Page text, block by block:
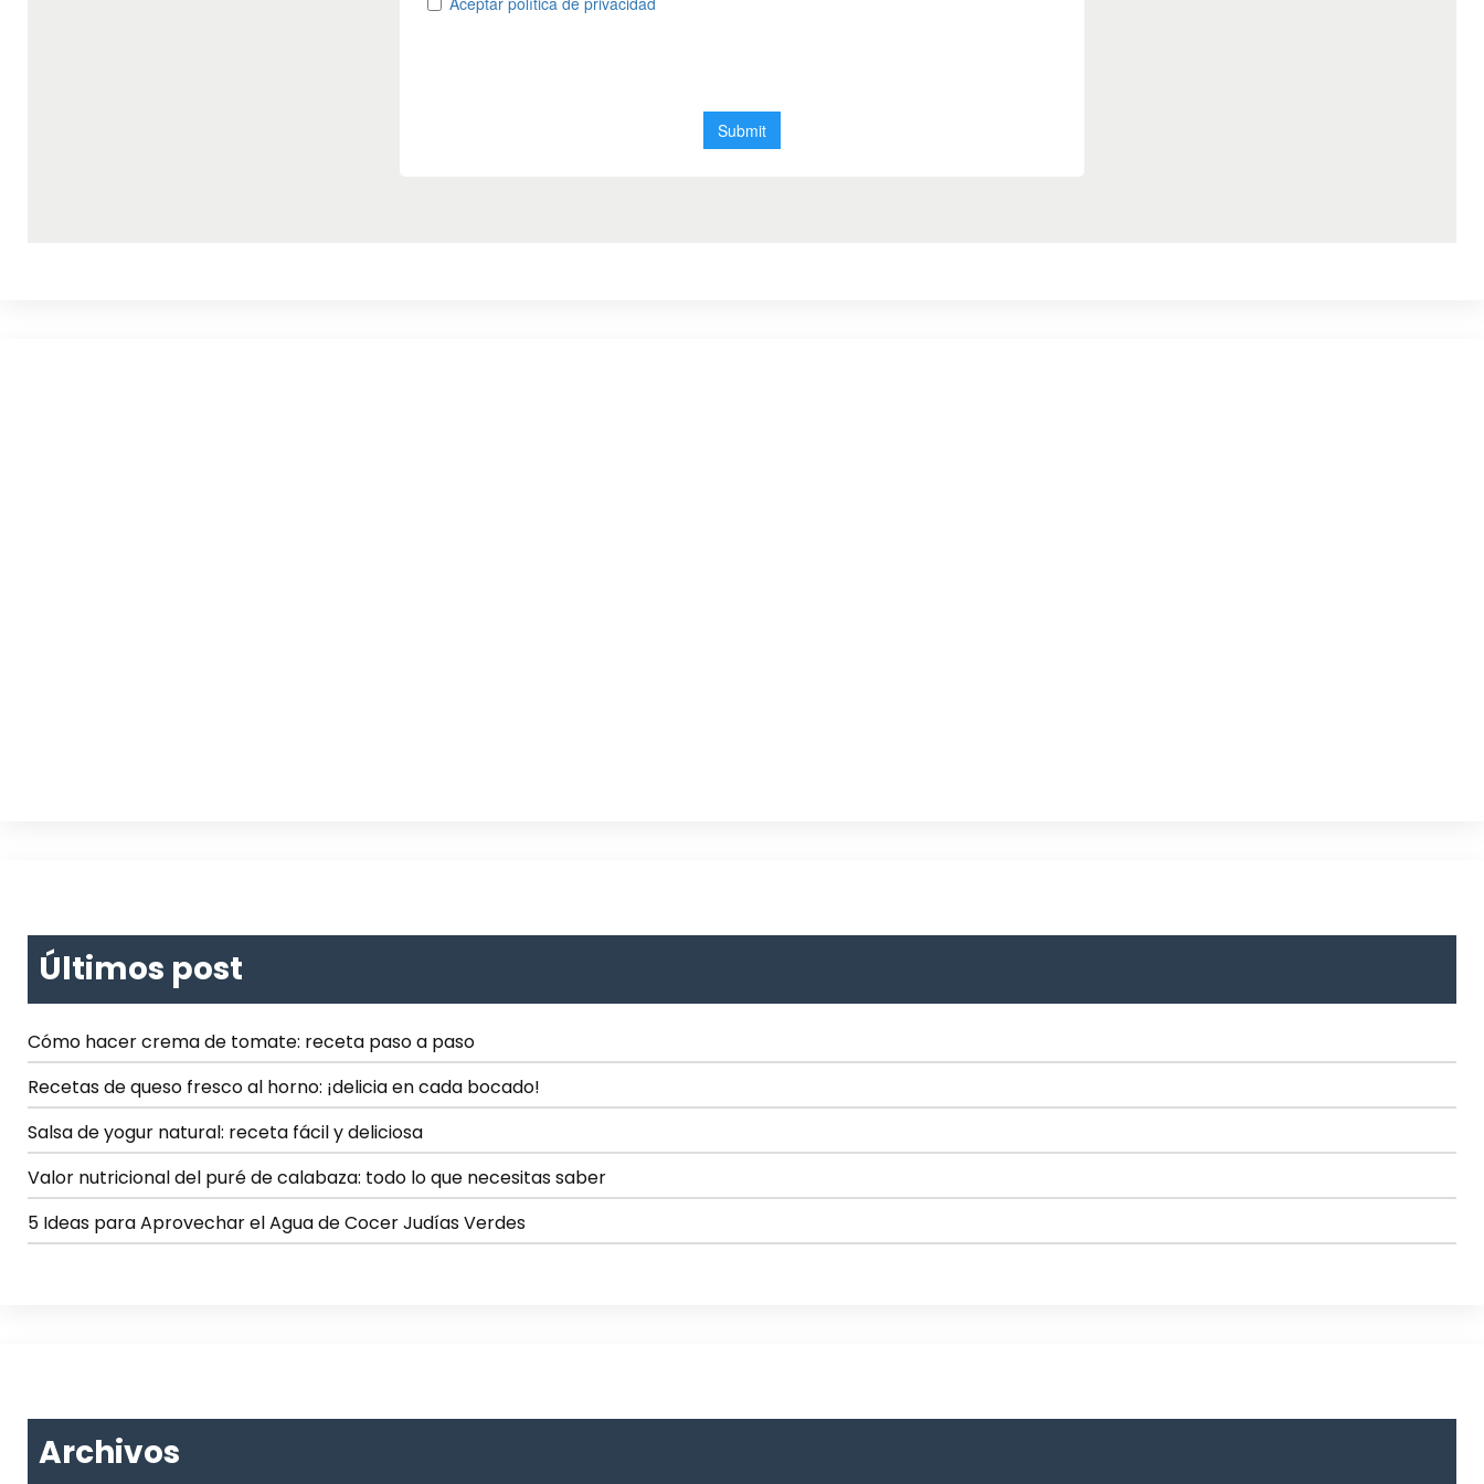
Últimos post
Cómo hacer crema de tomate: receta paso a paso
Recetas de queso fresco al horno: ¡delicia en cada bocado!
Salsa de yogur natural: receta fácil y deliciosa
Valor nutricional del puré de calabaza: todo lo que necesitas saber
5 Ideas para Aprovechar el Agua de Cocer Judías Verdes
Archivos